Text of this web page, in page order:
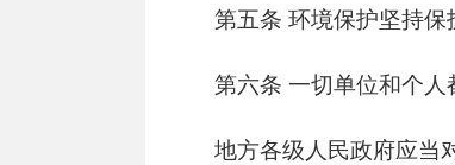
第五条 环境保护坚持保
第六条 一切单位和个人
地方各级人民政府应当